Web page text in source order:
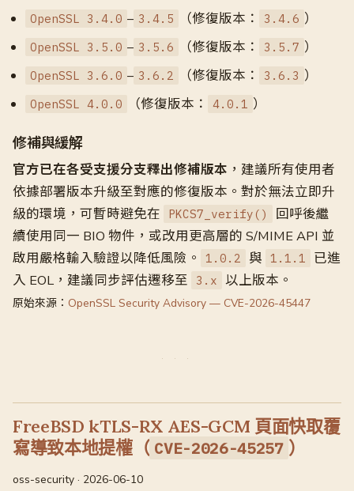
OpenSSL 3.4.0 – 3.4.5 （修復版本： 3.4.6 ）
OpenSSL 3.5.0 – 3.5.6 （修復版本： 3.5.7 ）
OpenSSL 3.6.0 – 3.6.2 （修復版本： 3.6.3 ）
OpenSSL 4.0.0 （修復版本： 4.0.1 ）
修補與緩解
官方已在各受支援分支釋出修補版本 ，建議所有使用者
依據部署版本升級至對應的修復版本。對於無法立即升
級的環境，可暫時避免在
PKCS7_verify()
回呼後繼
續使用同一 BIO 物件，或改用更高層的 S/MIME API 並
啟用嚴格輸入驗證以降低風險。
1.0.2 與 1.1.1
已進
入 EOL，建議同步評估遷移至
3.x 以上版本。
原始來源： OpenSSL Security Advisory — CVE-2026-45447
FreeBSD kTLS-RX AES-GCM 頁面快取覆
寫導致本地提權（ CVE-2026-45257 ）
oss-security · 2026-06-10